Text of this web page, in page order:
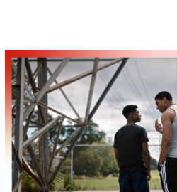
Outlook Live